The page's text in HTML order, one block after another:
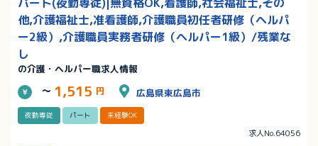
他,介護福祉士,准看護師,介護職員初任者研修（ヘルパ
ー2級）,介護職員実務者研修（ヘルパー1級）/残業な
し
の介護・ヘルパー職求人情報
～ 1,515 円 広島県東広島市
夜勤専従 パート 未経験OK
求人No.64056